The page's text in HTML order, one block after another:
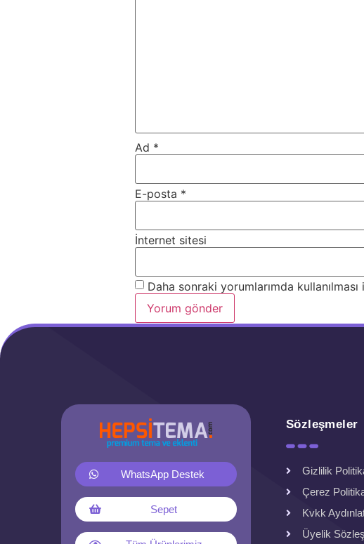
Ad *
E-posta *
İnternet sitesi
Daha sonraki yorumlarımda
WhatsApp Destek
Sepet
Sözleşmeler
Gizlilik
Çerez
Kvkk
Üyelik